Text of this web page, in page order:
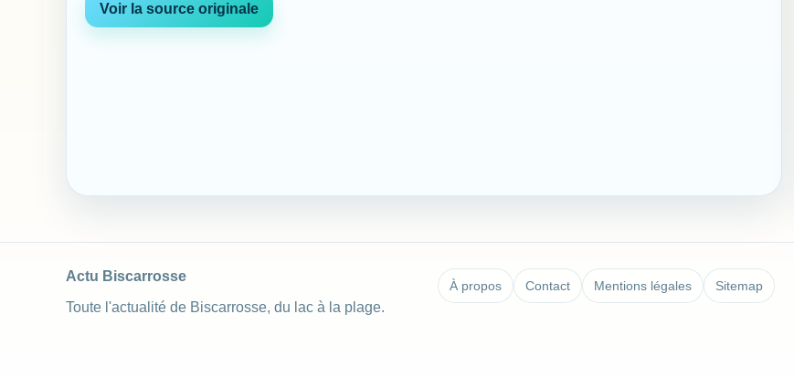
Voir la source originale
Actu Biscarrosse
Toute l'actualité de Biscarrosse, du lac à la plage.
À propos Contact Mentions légales Sitemap